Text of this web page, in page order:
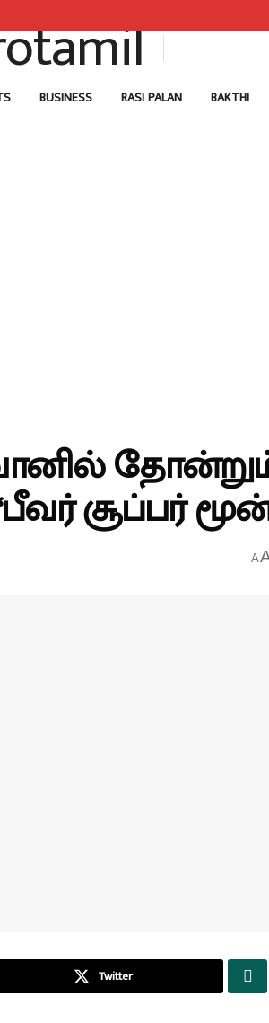
BUSINESS RASI PALAN BAKTHI
சூப்பர்
A
Twitter